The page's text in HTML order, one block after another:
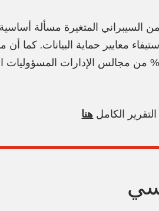
معايير حماية البيانات. كما
حوكمة قوية، إذ يؤدي 63% من مجالس الإدارات
الكامل هنا
سي